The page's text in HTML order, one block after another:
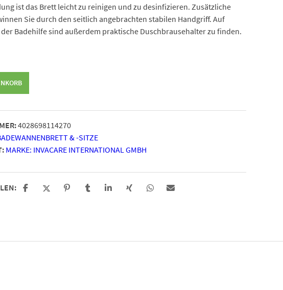
ist das Brett leicht zu reinigen und zu desinfizieren. Zusätzliche
Sie durch den seitlich angebrachten stabilen Handgriff. Auf
Badehilfe sind außerdem praktische Duschbrausehalter zu finden.
4028698114270
& -SITZE
MARKE: INVACARE INTERNATIONAL GMBH